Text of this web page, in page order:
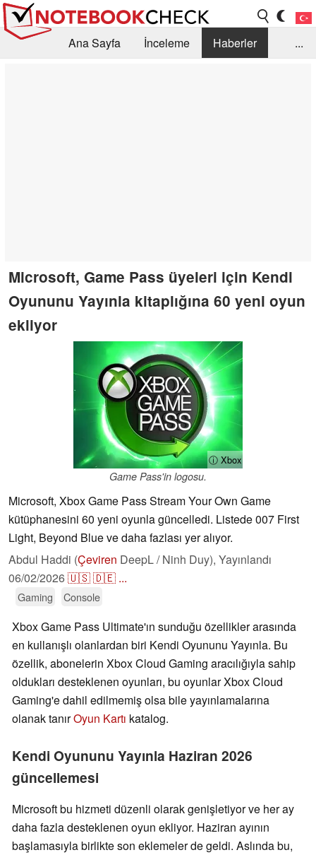
Ana Sayfa İnceleme
Haberler
...
Microsoft, Game Pass üyeleri için Kendi
Oyununu Yayınla kitaplığına 60 yeni oyun
ekliyor
ⓘ Xbox
Game Pass'in logosu.
Microsoft, Xbox Game Pass Stream Your Own Game
kütüphanesini 60 yeni oyunla güncelledi. Listede 007 First
Light, Beyond Blue ve daha fazlası yer alıyor.
Abdul Haddi (Çeviren DeepL / Ninh Duy), Yayınlandı
06/02/2026🇺🇸🇩🇪 ...
Gaming Console
Xbox Game Pass Ultimate'ın sunduğu özellikler arasında
en kullanışlı olanlardan biri Kendi Oyununu Yayınla. Bu
özellik, abonelerin Xbox Cloud Gaming aracılığıyla sahip
oldukları desteklenen oyunları, bu oyunlar Xbox Cloud
Gaming'e dahil edilmemiş olsa bile yayınlamalarına
olanak tanırOyun Kartı katalog.
Kendi Oyununu Yayınla Haziran 2026
güncellemesi
Microsoft bu hizmeti düzenli olarak genişletiyor ve her ay
daha fazla desteklenen oyun ekliyor. Haziran ayının
başlamasıyla birlikte son eklemeler de geldi. Aslında bu,